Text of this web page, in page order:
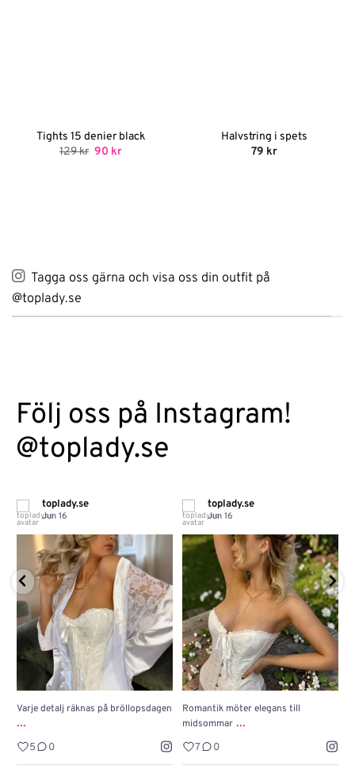
Tights 15 denier black
129kr Det
90 krDet
Halvstring i spets
79 kr
Tagga oss gärna och visa oss din outfit på
@toplady.se
Följ oss på Instagram!
@toplady.se
toplady.se
Jun 16
Varje detalj räknas på bröllopsdagen
...
5 0
toplady.se
Jun 16
Romantik möter elegans till
midsommar ...
7 0